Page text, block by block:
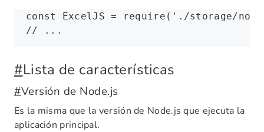
const ExcelJS = require ( './storage/
// ...
#Lista de características
#Versión de Node.js
Es la misma que la versión de Node.js que ejecuta la
aplicación principal.